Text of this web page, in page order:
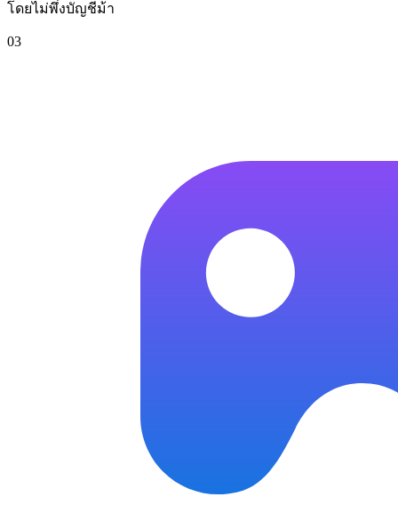
โดยไม่พึ่งบัญชีม้า
03